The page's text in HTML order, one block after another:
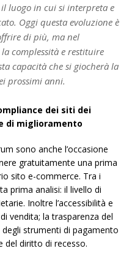
il luogo in cui si interpreta e
Oggi questa evoluzione è
di più, ma nel
complessità e restituire
capacità che si giocherà la
prossimi anni.
dei siti dei
di miglioramento
sono anche l’occasione
gratuitamente una prima
sito e-commerce. Tra i
prima analisi: il livello di
Inoltre l’accessibilità e
vendita; la trasparenza del
degli strumenti di pagamento
del diritto di recesso.